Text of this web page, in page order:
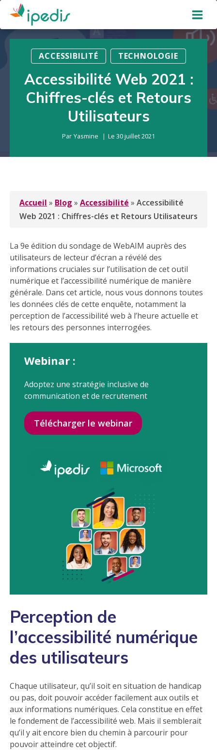
Aller
contenu
ACCESSIBILITÉ TECHNOLOGIE
Accessibilité Web 2021 :
Chiffres-clés et Retours
Utilisateurs
Par Yasmine Le 30 juillet 2021
Accueil » Blog » Accessibilité » Accessibilité
Web 2021 : Chiffres-clés et Retours Utilisateurs
La 9e édition du sondage de WebAIM auprès des
utilisateurs de lecteur d’écran a révélé des
informations cruciales sur l’utilisation de cet outil
numérique et l’accessibilité numérique de manière
générale. Dans cet article, nous vous donnons toutes
les données clés de cette enquête, notamment la
perception de l’accessibilité web à l’heure actuelle et
les retours des personnes interrogées.
Webinar :
Adoptez une stratégie inclusive de
communication et de recrutement
Télécharger le webinar
Perception de
l’accessibilité numérique
des utilisateurs
Chaque utilisateur, qu’il soit en situation de handicap
ou pas, doit pouvoir accéder facilement aux outils et
aux informations numériques. Cela constitue en effet
le fondement de l’accessibilité web. Mais il semblerait
qu’il y ait encore bien du chemin à parcourir pour
pouvoir atteindre cet objectif.